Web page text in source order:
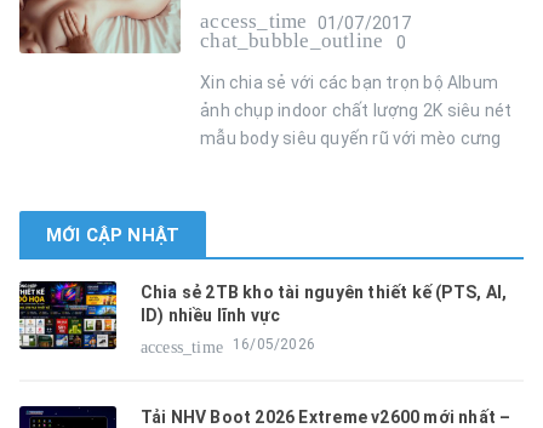
access_time
01/07/2017
chat_bubble_outline 0
Xin chia sẻ với các bạn trọn bộ Album
ảnh chụp indoor chất lượng 2K siêu nét
mẫu body siêu quyến rũ với mèo cưng
MỚI CẬP NHẬT
Chia sẻ 2TB kho tài nguyên thiết kế (PTS, AI,
ID) nhiều lĩnh vực
access_time
16/05/2026
Tải NHV Boot 2026 Extreme v2600 mới nhất –